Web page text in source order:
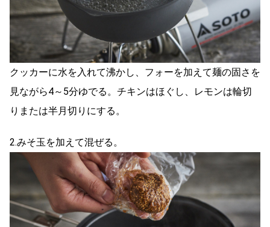
クッカーに水を入れて沸かし、フォーを加えて麺の固さを
見ながら4～5分ゆでる。チキンはほぐし、レモンは輪切
りまたは半月切りにする。
2.みそ玉を加えて混ぜる。